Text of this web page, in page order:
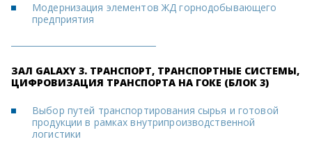
Модернизация элементов ЖД горнодобывающего
предприятия
ЗАЛ GALAXY 3. ТРАНСПОРТ, ТРАНСПОРТНЫЕ СИСТЕМЫ,
ЦИФРОВИЗАЦИЯ ТРАНСПОРТА НА ГОКЕ (БЛОК 3)
Выбор путей транспортирования сырья и готовой
продукции в рамках внутрипроизводственной
логистики